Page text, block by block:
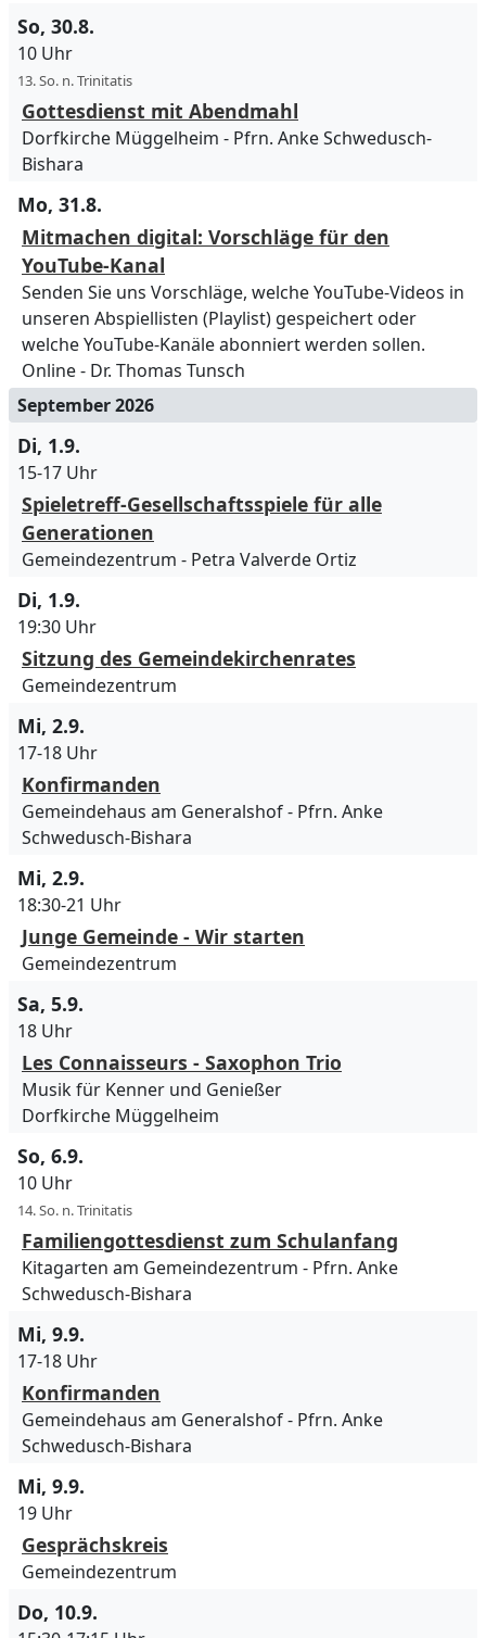
So, 30.8.
10 Uhr
13. So. n. Trinitatis
Gottesdienst mit Abendmahl
Dorfkirche Müggelheim
Pfrn. Anke Schwedusch-
Bishara
Mo, 31.8.
Mitmachen digital: Vorschläge für den
YouTube-Kanal
Senden Sie uns Vorschläge, welche YouTube-Videos in
unseren Abspiellisten (Playlist) gespeichert oder
welche YouTube-Kanäle abonniert werden sollen.
Online
Dr. Thomas Tunsch
September 2026
Di, 1.9.
15-17 Uhr
Spieletreff-Gesellschaftsspiele für alle
Generationen
Gemeindezentrum Petra Valverde Ortiz
Di, 1.9.
19:30 Uhr
Sitzung des Gemeindekirchenrates
Gemeindezentrum
Mi, 2.9.
17-18 Uhr
Konfirmanden
Gemeindehaus am Generalshof
Pfrn. Anke
Schwedusch-Bishara
Mi, 2.9.
18:30-21 Uhr
Junge Gemeinde - Wir starten
Gemeindezentrum
Sa, 5.9.
18 Uhr
Les Connaisseurs - Saxophon Trio
Musik für Kenner und Genießer
Dorfkirche Müggelheim
So, 6.9.
10 Uhr
14. So. n. Trinitatis
Familiengottesdienst zum Schulanfang
Kitagarten am Gemeindezentrum
Pfrn. Anke
Schwedusch-Bishara
Mi, 9.9.
17-18 Uhr
Konfirmanden
Gemeindehaus am Generalshof
Pfrn. Anke
Schwedusch-Bishara
Mi, 9.9.
19 Uhr
Gesprächskreis
Gemeindezentrum
Do, 10.9.